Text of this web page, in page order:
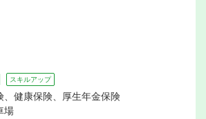
スキルアップ
、健康保険、厚生年金保険
場